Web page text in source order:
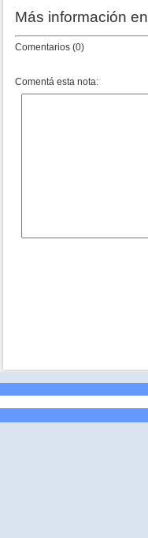
Más información en
Comentarios (0)
Comentá esta nota: